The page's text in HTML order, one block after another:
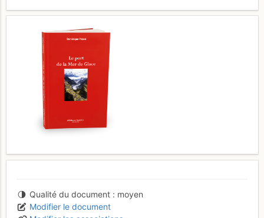
Qualité du document
moyen
Modifier le document